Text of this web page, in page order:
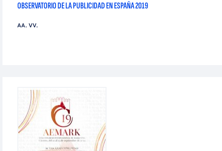
OBSERVATORIO DE LA PUBLICIDAD EN ESPAÑA 2019
AA. VV.